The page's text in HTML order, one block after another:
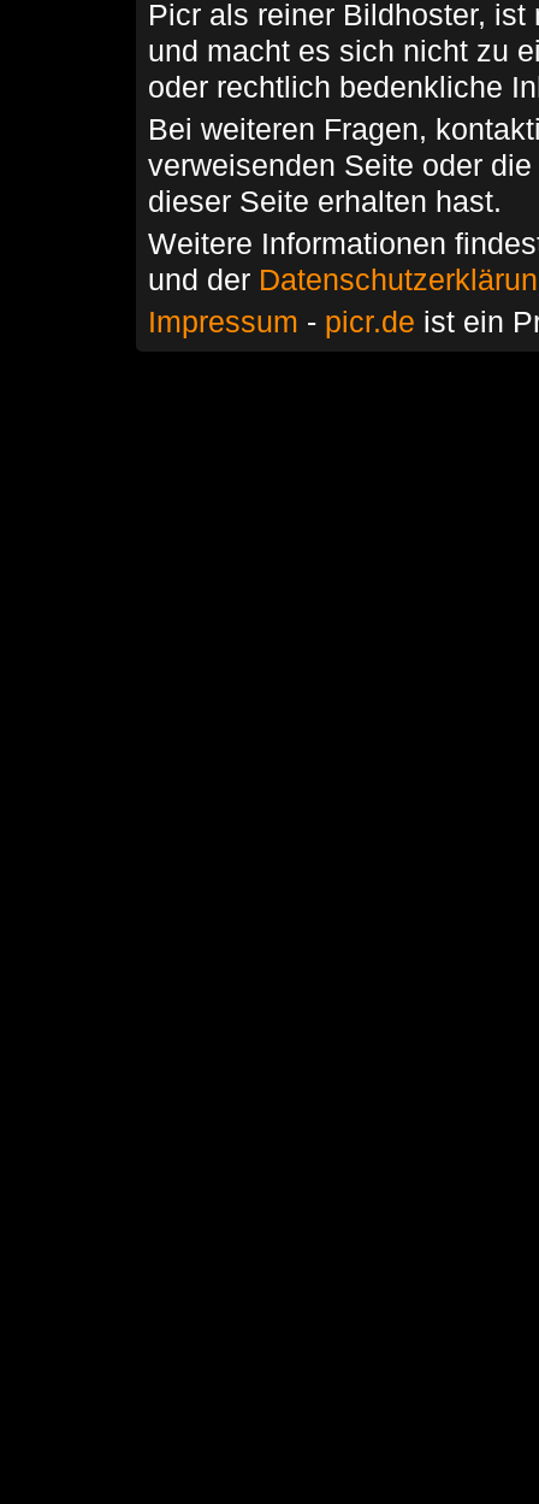
Picr als reiner Bildhoster,
und macht es sich nicht zu
oder rechtlich bedenkliche
Bei weiteren Fragen,
verweisenden Seite oder
dieser Seite erhalten hast.
Weitere Informationen
und der
Impressum - picr.de ist ein